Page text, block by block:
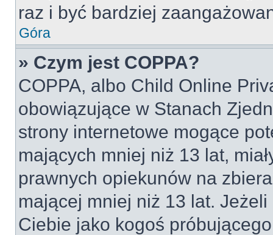
raz i być bardziej
Góra
» Czym jest COPPA?
COPPA, albo Child Online
obowiązujące w Stanach
strony internetowe mogące
mających mniej niż 13 lat,
prawnych opiekunów na
mającej mniej niż 13 lat.
Ciebie jako kogoś